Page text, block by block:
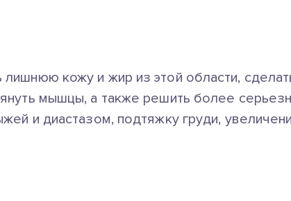
лишнюю кожу и жир из этой области,
мышцы, а также решить более
и диастазом, подтяжку груди,